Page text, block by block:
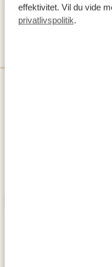
effektivitet. Vil du vide
privatlivspolitik.
DAG 2